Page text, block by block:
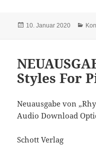
Veröffentlicht
10. Januar 2020
Styles For
Neuausgabe von
Audio Download
Schott Verlag